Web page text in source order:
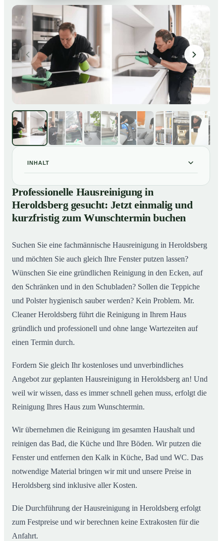
INHALT
01 Professionelle Hausreinigung in Heroldsberg gesucht:
Jetzt einmalig und kurzfristig zum Wunschtermin
buchen
02So läuft eine professionelle Hausreinigung in
Professionelle Hausreinigung in
Heroldsberg gesucht: Jetzt einmalig und
kurzfristig zum Wunschtermin buchen
Suchen Sie eine fachmännische Hausreinigung in Heroldsberg
und möchten Sie auch gleich Ihre Fenster putzen lassen?
Wünschen Sie eine gründlichen Reinigung in den Ecken, auf
den Schränken und in den Schubladen? Sollen die Teppiche
und Polster hygienisch sauber werden? Kein Problem. Mr.
Cleaner Heroldsberg führt die Reinigung in Ihrem Haus
gründlich und professionell und ohne lange Wartezeiten auf
einen Termin durch.
Fordern Sie gleich Ihr kostenloses und unverbindliches
Angebot zur geplanten Hausreinigung in Heroldsberg an! Und
weil wir wissen, dass es immer schnell gehen muss, erfolgt die
Reinigung Ihres Haus zum Wunschtermin.
Wir übernehmen die Reinigung im gesamten Haushalt und
reinigen das Bad, die Küche und Ihre Böden. Wir putzen die
Fenster und entfernen den Kalk in Küche, Bad und WC. Das
notwendige Material bringen wir mit und unsere Preise in
Heroldsberg sind inklusive aller Kosten.
Die Durchführung der Hausreinigung in Heroldsberg erfolgt
zum Festpreise und wir berechnen keine Extrakosten für die
Anfahrt.